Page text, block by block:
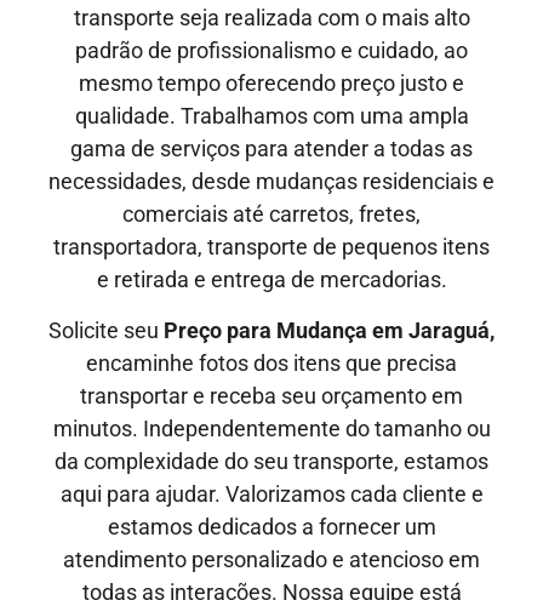
transporte seja realizada com o mais alto
padrão de profissionalismo e cuidado, ao
mesmo tempo oferecendo preço justo e
qualidade. Trabalhamos com uma ampla
gama de serviços para atender a todas as
necessidades, desde mudanças residenciais e
comerciais até carretos, fretes,
transportadora, transporte de pequenos itens
e retirada e entrega de mercadorias.
Solicite seu Preço para Mudança em Jaraguá,
encaminhe fotos dos itens que precisa
transportar e receba seu orçamento em
minutos. Independentemente do tamanho ou
da complexidade do seu transporte, estamos
aqui para ajudar. Valorizamos cada cliente e
estamos dedicados a fornecer um
atendimento personalizado e atencioso em
todas as interações. Nossa equipe está